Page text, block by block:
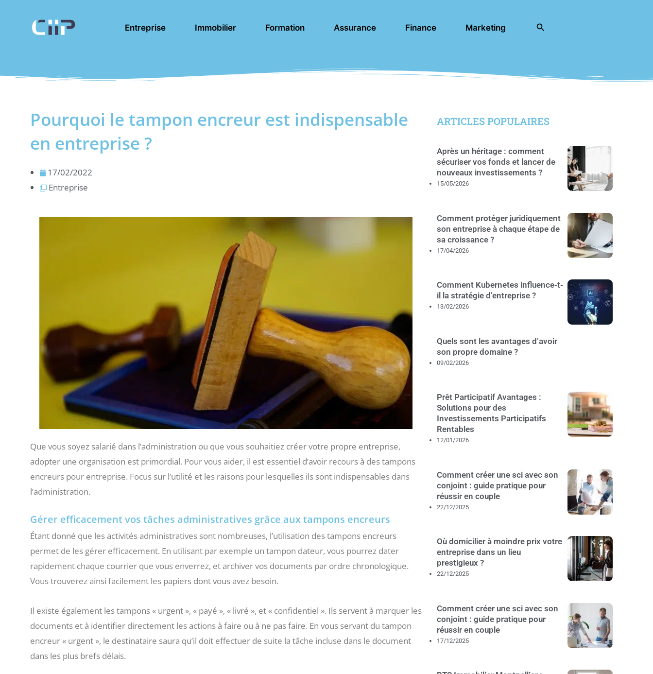
Entreprise Immobilier Formation Assurance Finance Marketing Rechercher
Pourquoi le tampon encreur est indispensable
en entreprise ?
17/02/2022
Entreprise
Que vous soyez salarié dans l’administration ou que vous souhaitiez créer votre propre entreprise,
adopter une organisation est primordial. Pour vous aider, il est essentiel d’avoir recours à des tampons
encreurs pour entreprise. Focus sur l’utilité et les raisons pour lesquelles ils sont indispensables dans
l’administration.
Gérer efficacement vos tâches administratives grâce aux tampons encreurs
Étant donné que les activités administratives sont nombreuses, l’utilisation des tampons encreurs
permet de les gérer efficacement. En utilisant par exemple un tampon dateur, vous pourrez dater
rapidement chaque courrier que vous enverrez, et archiver vos documents par ordre chronologique.
Vous trouverez ainsi facilement les papiers dont vous avez besoin.
Il existe également les tampons « urgent », « payé », « livré », et « confidentiel ». Ils servent à marquer les
documents et à identifier directement les actions à faire ou à ne pas faire. En vous servant du tampon
encreur « urgent », le destinataire saura qu’il doit effectuer de suite la tâche incluse dans le document
dans les plus brefs délais.
ARTICLES POPULAIRES
Après un héritage : comment
sécuriser vos fonds et lancer de
nouveaux investissements ?
15/05/2026
Comment protéger juridiquement
son entreprise à chaque étape de
sa croissance ?
17/04/2026
Comment Kubernetes influence-t-
il la stratégie d’entreprise ?
13/02/2026
Quels sont les avantages d’avoir
son propre domaine ?
09/02/2026
Prêt Participatif Avantages :
Solutions pour des
Investissements Participatifs
Rentables
12/01/2026
Comment créer une sci avec son
conjoint : guide pratique pour
réussir en couple
22/12/2025
Où domicilier à moindre prix votre
entreprise dans un lieu
prestigieux ?
22/12/2025
Comment créer une sci avec son
conjoint : guide pratique pour
réussir en couple
17/12/2025